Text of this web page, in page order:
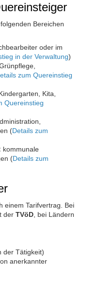
Bereichen
oder im
in der Verwaltung)
zum Quereinstieg
Kita,
Quereinstieg
(Details zum
kommunale
(Details zum
einem Tarifvertrag. Bei
der TVöD, bei Ländern
der Tätigkeit)
anerkannter